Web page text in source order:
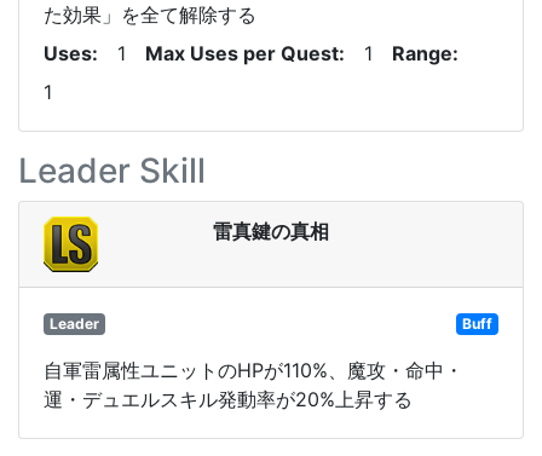
た効果」を全て解除する
Uses
1 Max Uses per Quest 1
Range
1
Leader Skill
雷真鍵の真相
Leader Buff
自軍雷属性ユニットのHPが110%、魔攻・命中・
運・デュエルスキル発動率が20%上昇する